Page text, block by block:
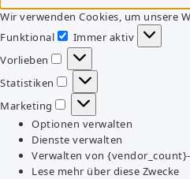
Wir verwenden Cookies, um unsere
Funktional
Funktional
Immer aktiv
Vorlieben
Vorlieben
Statistiken
Statistiken
Marketing
Marketing
Optionen verwalten
Dienste verwalten
Verwalten von
Lese mehr über diese Zwecke